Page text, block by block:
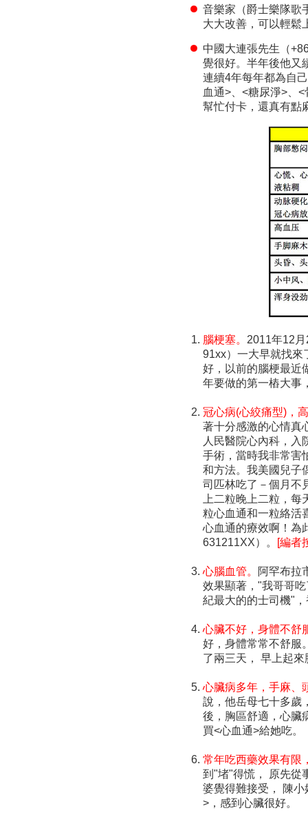
音樂家（爵士樂隊歌
大大改善，可以輕鬆
中國大連張先生（
覺很好。半年後他又
連續4年每年都為自
血通>、<糖尿淨>、
幫忙付卡，還真有點
腦梗塞。 2011年12
91xx）一大早就找來
好，以前的腦梗最近
年要做的第一樁大事
冠心病(心絞痛型)，
著十分感激的心情真
人民醫院心內科，入
手術，當時我非常害
和方法。我美國兒子
司匹林吃了－個月不
上二粒晚上二粒，
粒心血通和一粒絡活
心血通的療效啊！為
631211XX）。
[編者
心腦血管。
阿罕布拉
效果顯著，"我哥哥
紀最大的的士司機"
心臟不好，身體不舒
好，身體常常不舒服
了兩三天， 早上起
心臟病多年，手麻、
說，他岳母七十多歲
後，胸區舒適，心臟
買<心血通>給她吃。
常年吃西藥效果有限
到"堵"得慌， 原先從
婆覺得難接受， 陳
>，感到心臟很好。